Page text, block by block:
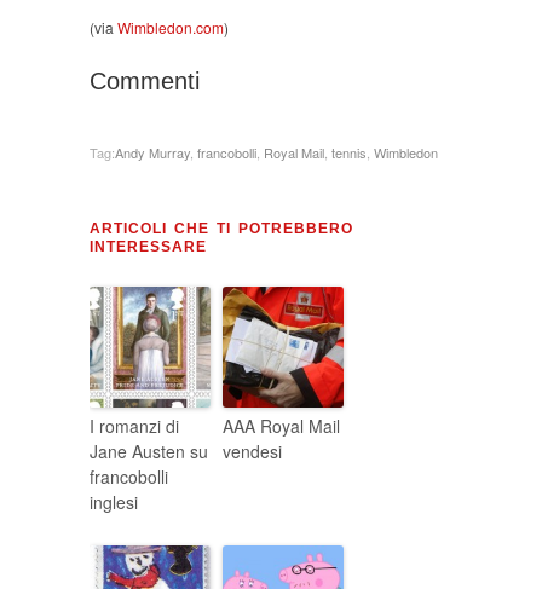
(via Wimbledon.com)
Commenti
Tag:Andy Murray, francobolli, Royal Mail, tennis, Wimbledon
ARTICOLI CHE TI POTREBBERO
INTERESSARE
I romanzi di
Jane Austen su
francobolli
inglesi
AAA Royal Mail
vendesi